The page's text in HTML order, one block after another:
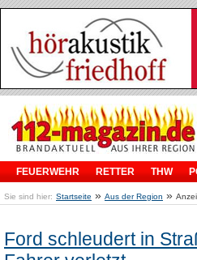
FEUERWEHR RETTER THW
Sie sind hier: Startseite » Aus der Region »
Ford schleudert in